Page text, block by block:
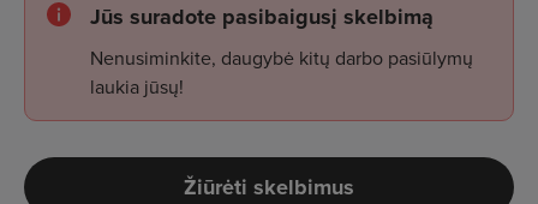
Jūs suradote pasibaigusį skelbimą
Nenusiminkite, daugybė kitų darbo pasiūlymų
laukia jūsų!
Žiūrėti skelbimus